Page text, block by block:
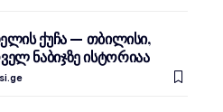
ქუჩა — თბილისი,
ნაბიჯზე ისტორიაა